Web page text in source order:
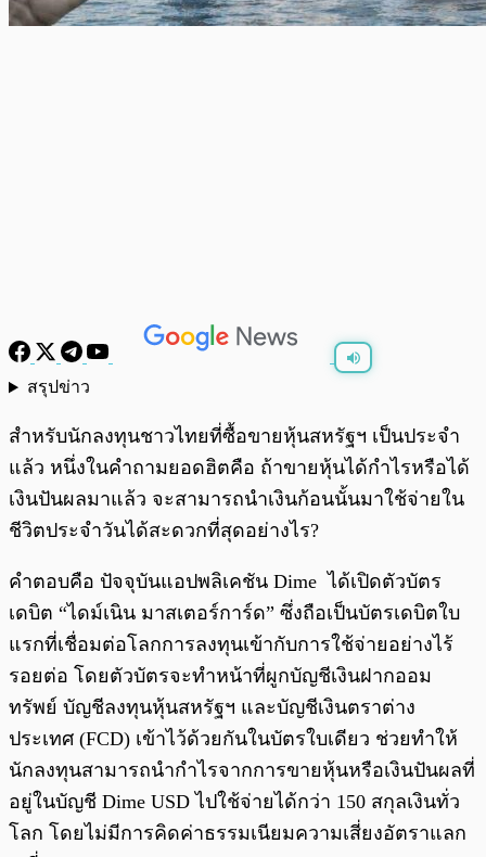
สรุปข่าว
สำหรับนักลงทุนชาวไทยที่ซื้อขายหุ้นสหรัฐฯ เป็นประจำ
แล้ว หนึ่งในคำถามยอดฮิตคือ ถ้าขายหุ้นได้กำไรหรือได้
เงินปันผลมาแล้ว จะสามารถนำเงินก้อนนั้นมาใช้จ่ายใน
ชีวิตประจำวันได้สะดวกที่สุดอย่างไร?
คำตอบคือ ปัจจุบันแอปพลิเคชัน Dime ได้เปิดตัวบัตร
เดบิต “ไดม์เนิน มาสเตอร์การ์ด” ซึ่งถือเป็นบัตรเดบิตใบ
แรกที่เชื่อมต่อโลกการลงทุนเข้ากับการใช้จ่ายอย่างไร้
รอยต่อ โดยตัวบัตรจะทำหน้าที่ผูกบัญชีเงินฝากออม
ทรัพย์ บัญชีลงทุนหุ้นสหรัฐฯ และบัญชีเงินตราต่าง
ประเทศ (FCD) เข้าไว้ด้วยกันในบัตรใบเดียว ช่วยทำให้
นักลงทุนสามารถนำกำไรจากการขายหุ้นหรือเงินปันผลที่
อยู่ในบัญชี Dime USD ไปใช้จ่ายได้กว่า 150 สกุลเงินทั่ว
โลก โดยไม่มีการคิดค่าธรรมเนียมความเสี่ยงอัตราแลก